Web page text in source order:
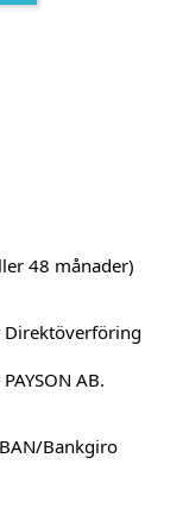
48 månader)
Direktöverföring
AB.
Bankgiro